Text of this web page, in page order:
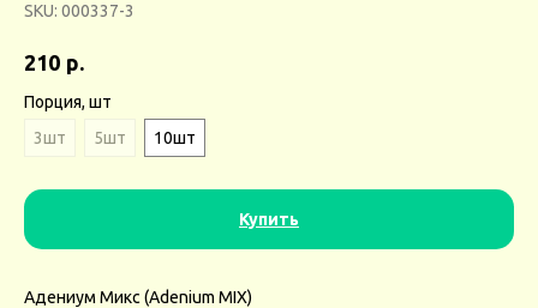
SKU: 000337-3
210 р.
Порция, шт
3шт
5шт 10шт
Купить
Адениум Микс (Adenium MIX)